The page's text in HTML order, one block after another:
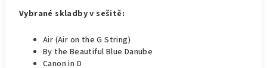
Vybrané skladby v sešitě:
Air (Air on the G String)
By the Beautiful Blue Danube
Canon in D